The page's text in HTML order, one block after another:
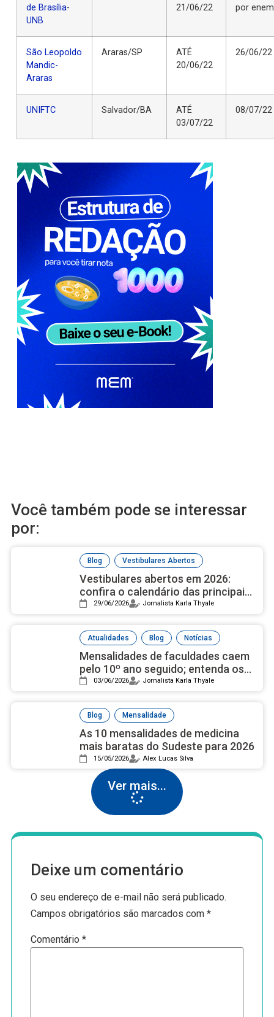
de Brasília-
UNB
21/06/22
por
São Leopoldo
Mandic-
Araras
Araras/SP
ATÉ
20/06/22
26/06/22
UNIFTC Salvador/BA
ATÉ
03/07/22
08/07/22
Você também pode se interessar
por:
Blog , Vestibulares Abertos
Vestibulares abertos em 2026:
confira o calendário das principais
universidades públicas
29/06/2026 Jornalista Karla Thyale
Atualidades , Blog , Notícias
Mensalidades de faculdades caem
pelo 10º ano seguido; entenda os
motivos
03/06/2026 Jornalista Karla Thyale
Blog , Mensalidade
As 10 mensalidades de medicina
mais baratas do Sudeste para 2026
15/05/2026 Alex Lucas Silva
Ver mais...
Deixe um comentário
O seu endereço de e-mail não será publicado.
Campos obrigatórios são marcados com*
Comentário*